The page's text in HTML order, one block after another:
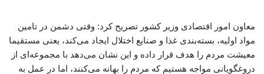
معاون امور اقتصادی وزیر کشور تصریح کرد: وقتی دشمن در تامین
مواد اولیه، بسته‌بندی غذا و صنایع اختلال ایجاد می‌کند، یعنی مستقیما
معیشت مردم را هدف قرار داده و این نشان می‌دهد با مجموعه‌ای از
دروغگویانی مواجه هستیم که مردم را بهانه می‌کنند، اما در عمل به